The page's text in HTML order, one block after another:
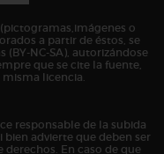
o
a partir de éstos, se
(BY-NC-SA), autorizándose
que se cite la fuente,
licencia.
responsable de la subida
advierte que deben ser
En caso de que